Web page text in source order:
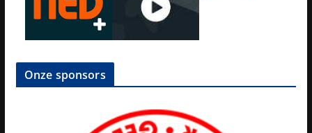
Onze sponsors